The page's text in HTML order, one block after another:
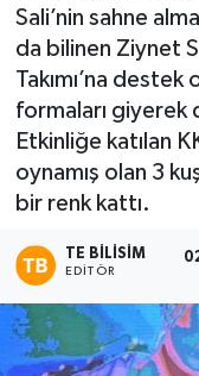
Sali’nin sahne
da bilinen Ziynet
Takımı’na
formaları giyerek
Etkinliğe katılan
oynamış olan 3
bir renk kattı.
TE BILISIM
EDITÖR